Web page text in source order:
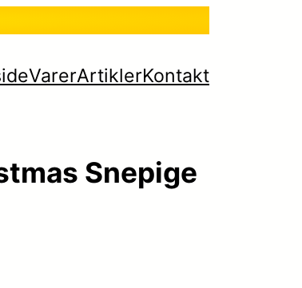
VarerArtiklerKontakt
Snepige